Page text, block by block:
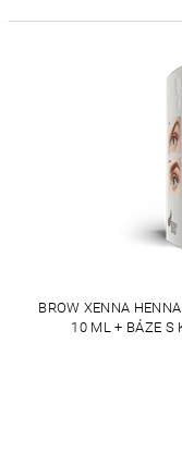
BROW XENNA
10 ML + BÁZE S